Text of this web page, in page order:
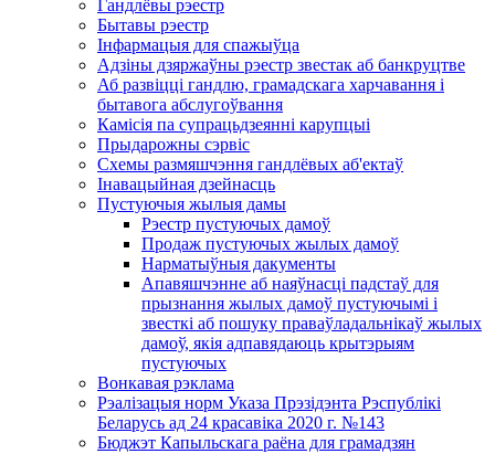
Гандлёвы рэестр
Бытавы рэестр
Інфармацыя для спажыўца
Адзіны дзяржаўны рэестр звестак аб банкруцтве
Аб развіцці гандлю, грамадскага харчавання і
бытавога абслугоўвання
Камісія па супрацьдзеянні карупцыі
Прыдарожны сэрвіс
Схемы размяшчэння гандлёвых аб'ектаў
Інавацыйная дзейнасць
Пустуючыя жылыя дамы
Рэестр пустуючых дамоў
Продаж пустуючых жылых дамоў
Нарматыўныя дакументы
Апавяшчэнне аб наяўнасці падстаў для
прызнання жылых дамоў пустуючымі і
звесткі аб пошуку праваўладальнікаў жылых
дамоў, якія адпавядаюць крытэрыям
пустуючых
Вонкавая рэклама
Рэалізацыя норм Указа Прэзідэнта Рэспублікі
Беларусь ад 24 красавіка 2020 г. №143
Бюджэт Капыльскага раёна для грамадзян